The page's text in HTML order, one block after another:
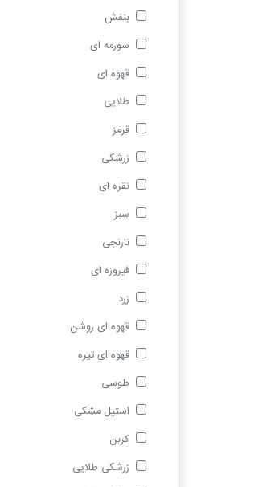
بنفش
سورمه ای
قهوه ای
طلایی
قرمز
زرشکی
نقره ای
سبز
نارنجی
فیروزه ای
زرد
قهوه ای روشن
قهوه ای تیره
طوسی
استیل مشکی
کربن
زرشکی طلایی